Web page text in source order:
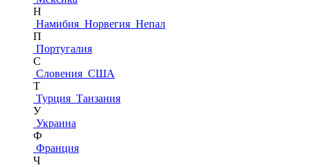
Н
Намибия Норвегия Непал
П
Португалия
С
Словения США
Т
Турция Танзания
У
Украина
Ф
Франция
Ч